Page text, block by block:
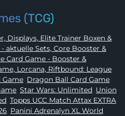
(TCG)
Game, Dragon Ball Card Game,
Game, Star Wars: Unlimited, Union
, Topps UCC Match Attax EXTRA
, Panini Adrenalyn XL World